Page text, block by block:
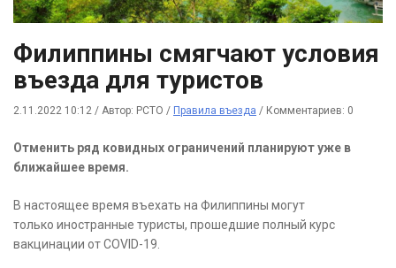
Филиппины смягчают условия
въезда для туристов
2.11.2022 10:12 / Автор: РСТО / Правила въезда / Комментариев: 0
Отменить ряд ковидных ограничений планируют уже в
ближайшее время.
В настоящее время въехать на Филиппины могут
только иностранные туристы, прошедшие полный курс
вакцинации от COVID-19.